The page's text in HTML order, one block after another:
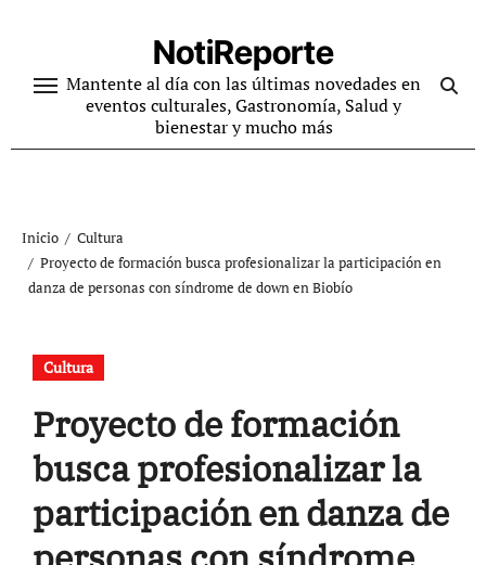
contenido
NotiReporte
Mantente al día con las últimas novedades en
eventos culturales, Gastronomía, Salud y
bienestar y mucho más
Inicio
Cultura
Proyecto de formación busca profesionalizar la participación en
danza de personas con síndrome de down en Biobío
Cultura
Proyecto de formación
busca profesionalizar la
participación en danza de